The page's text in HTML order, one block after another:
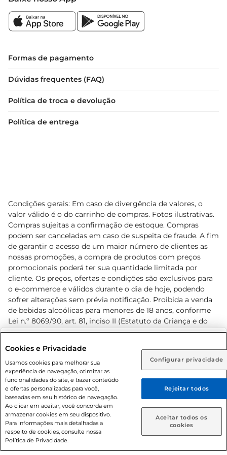
Rio de Janeiro (RJ) Goiás (GO)
Ou
Caso queira comprar online, informe como deseja receber
suas compras:
Entrega em casa Retire em Loja
cuidadosamente produzido para garantir que
você receba um biscoito fresco e saboroso a cada
abertura.
Para aproveitar ao máximo os Biscuit Cookies
leite, um café ou um chá. Eles também são
à mão em casa para aqueles momentos em que a
uma excelente opção para incluir em lanches
Formas de pagamento
Dúvidas frequentes (FAQ)
Política de troca e devolução
Política de entrega
Condições gerais: Em caso de divergência de valores, o
valor válido é o do carrinho de compras. Fotos ilustrativas.
Compras sujeitas a confirmação de estoque. Compras
podem ser canceladas em caso de suspeita de fraude. A fim
de garantir o acesso de um maior número de clientes as
nossas promoções, a compra de produtos com preços
promocionais poderá ter sua quantidade limitada por
cliente. Os preços, ofertas e condições são exclusivos para
o e-commerce e válidos durante o dia de hoje, podendo
sofrer alterações sem prévia notificação. Proibida a venda
de bebidas alcoólicas para menores de 18 anos, conforme
Lei n.º 8069/90, art. 81, inciso II (Estatuto da Criança e do
Adolescente). Preços e condições exclusivos para o
prévio. O valor mínimo para as compras on-line é de R$
80,00.
© 2026 Copyright. Todos os direitos
reservados Prezunic.
Cookies e Privacidade
Usamos cookies para melhorar sua
experiência de navegação, otimizar as
funcionalidades do site, e trazer conteúdo
e ofertas personalizadas para você,
baseadas em seu histórico de navegação.
Ao clicar em aceitar, você concorda em
armazenar cookies em seu dispositivo.
Para informações mais detalhadas a
respeito de cookies, consulte nossa
Política de Privacidade.
Configurar privacidade
Rejeitar todos
Aceitar todos os
cookies